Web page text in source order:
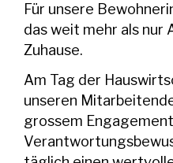
Für unsere
das weit mehr als nur
Zuhause.
Am Tag der
unseren
grossem